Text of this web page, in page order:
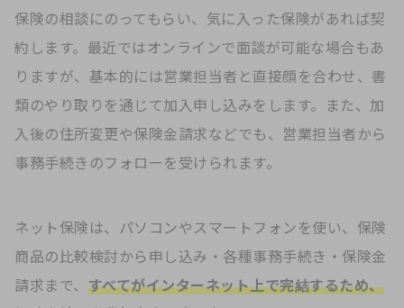
保険の相談にのってもらい、気に入った保険があれば契
約します。最近ではオンラインで面談が可能な場合もあ
りますが、基本的には営業担当者と直接顔を合わせ、書
類のやり取りを通じて加入申し込みをします。また、加
入後の住所変更や保険金請求などでも、営業担当者から
事務手続きのフォローを受けられます。
ネット保険は、パソコンやスマートフォンを使い、保険
商品の比較検討から申し込み・各種事務手続き・保険金
請求まで、 すべてがインターネット上で完結するため、